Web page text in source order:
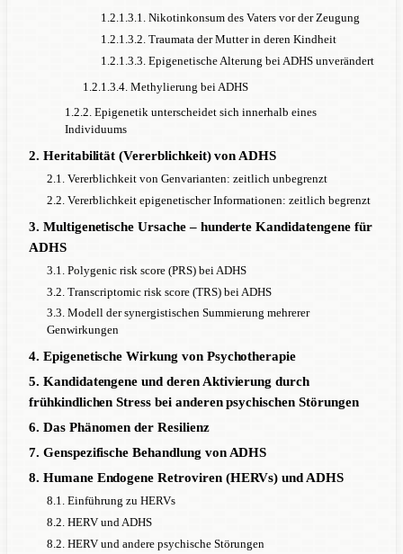
1.2.1.3.1. Nikotinkonsum des Vaters vor der Zeugung
1.2.1.3.2. Traumata der Mutter in deren Kindheit
1.2.1.3.3. Epigenetische Alterung bei ADHS unverändert
1.2.1.3.4. Methylierung bei ADHS
1.2.2. Epigenetik unterscheidet sich innerhalb eines
Individuums
2. Heritabilität (Vererblichkeit) von ADHS
2.1. Vererblichkeit von Genvarianten: zeitlich unbegrenzt
2.2. Vererblichkeit epigenetischer Informationen: zeitlich begrenzt
3. Multigenetische Ursache – hunderte Kandidatengene für
ADHS
3.1. Polygenic risk score (PRS) bei ADHS
3.2. Transcriptomic risk score (TRS) bei ADHS
3.3. Modell der synergistischen Summierung mehrerer
Genwirkungen
4. Epigenetische Wirkung von Psychotherapie
5. Kandidatengene und deren Aktivierung durch
frühkindlichen Stress bei anderen psychischen Störungen
6. Das Phänomen der Resilienz
7. Genspezifische Behandlung von ADHS
8. Humane Endogene Retroviren (HERVs) und ADHS
8.1. Einführung zu HERVs
8.2. HERV und ADHS
8.2. HERV und andere psychische Störungen